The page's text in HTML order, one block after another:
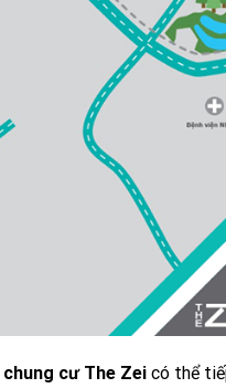
chung cư The Zei có thể